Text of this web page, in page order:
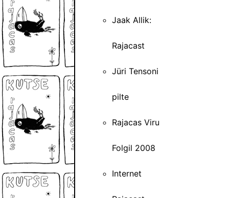
Jaak Allik:
Rajacast
Jüri Tensoni
pilte
Rajacas Viru
Folgil 2008
Internet